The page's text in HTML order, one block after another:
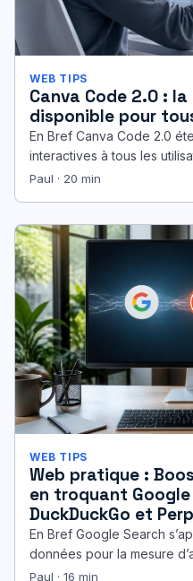
WEB TIPS
Canva Code 2.0 :
disponible pour
En Bref Canva Code 2.0
interactives à tous les
comptes…
Paul · 20 min
WEB TIPS
Web pratique :
en troquant
DuckDuckGo et
En Bref Google Search
données pour la mesure
l’option…
Paul · 16 min